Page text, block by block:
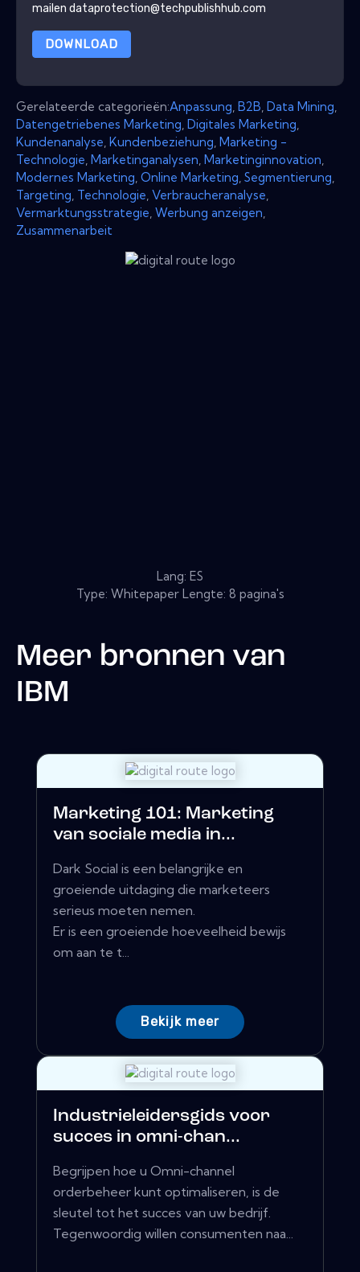
mailen dataprotection@techpublishhub.com
DOWNLOAD
Gerelateerde categorieën:Anpassung B2B Data Mining
Datengetriebenes Marketing Digitales Marketing
Kundenanalyse Kundenbeziehung Marketing -
Technologie Marketinganalysen Marketinginnovation
Modernes Marketing Online Marketing Segmentierung
Targeting Technologie Verbraucheranalyse
Vermarktungsstrategie Werbung anzeigen
Zusammenarbeit
Lang: ES
Type: Whitepaper Lengte: 8 pagina's
Meer bronnen van
IBM
Marketing 101: Marketing
van sociale media in...
Dark Social is een belangrijke en
groeiende uitdaging die marketeers
serieus moeten nemen.
Er is een groeiende hoeveelheid bewijs
om aan te t...
Bekijk meer
Industrieleidersgids voor
succes in omni-chan...
Begrijpen hoe u Omni-channel
orderbeheer kunt optimaliseren, is de
sleutel tot het succes van uw bedrijf.
Tegenwoordig willen consumenten naa...